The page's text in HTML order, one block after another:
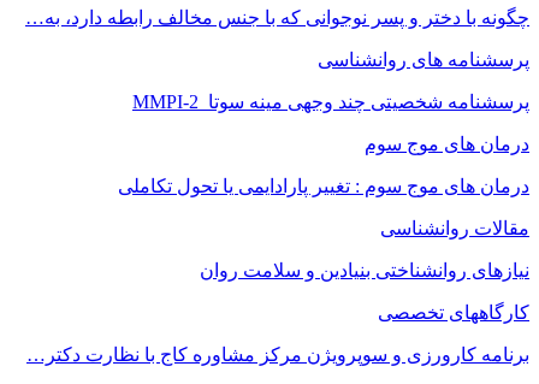
چگونه با دختر و پسر نوجوانی که با جنس مخالف رابطه دارد، به…
پرسشنامه های روانشناسی
پرسشنامه شخصیتی چند وجهی مینه سوتا MMPI-2
درمان های موج سوم
درمان های موج سوم : تغییر پارادایمی یا تحول تکاملی
مقالات روانشناسی
نیازهای روانشناختی بنیادین و سلامت روان
کارگاههای تخصصی
برنامه کارورزی و سوپرویژن مرکز مشاوره کاج با نظارت دکتر…